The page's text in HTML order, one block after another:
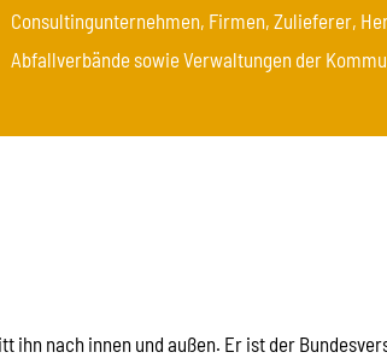
Consultingunternehmen, Firmen, Zulieferer,
Abfallverbände sowie Verwaltungen der
ihn nach innen und außen. Er ist der